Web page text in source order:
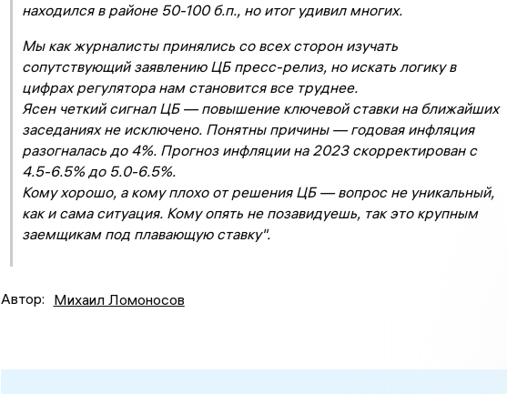
находился в районе 50-100 б.п., но итог удивил многих.
Мы как журналисты принялись со всех сторон изучать
сопутствующий заявлению ЦБ пресс-релиз, но искать логику в
цифрах регулятора нам становится все труднее.
Ясен четкий сигнал ЦБ — повышение ключевой ставки на ближайших
заседаниях не исключено. Понятны причины — годовая инфляция
разогналась до 4%. Прогноз инфляции на 2023 скорректирован с
4.5-6.5% до 5.0-6.5%.
Кому хорошо, а кому плохо от решения ЦБ — вопрос не уникальный,
как и сама ситуация. Кому опять не позавидуешь, так это крупным
заемщикам под плавающую ставку".
Автор: Михаил Ломоносов